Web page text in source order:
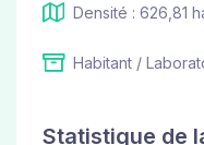
Densité : 626,81
Habitant /
Statistique de